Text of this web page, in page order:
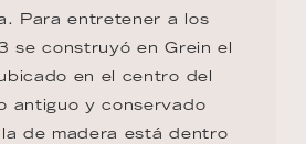
Para entretener a los
se construyó en Grein el
en el centro del
antiguo y conservado
de madera está dentro